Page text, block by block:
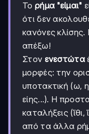
Το ρήμα "είμαι"
ότι δεν
κανόνες κλίσης.
απέξω!
Στον ενεστώτα
μορφές: την
υποτακτική (ω,
είης...). Η
καταλήξεις (ἴθι,
από τα άλλα